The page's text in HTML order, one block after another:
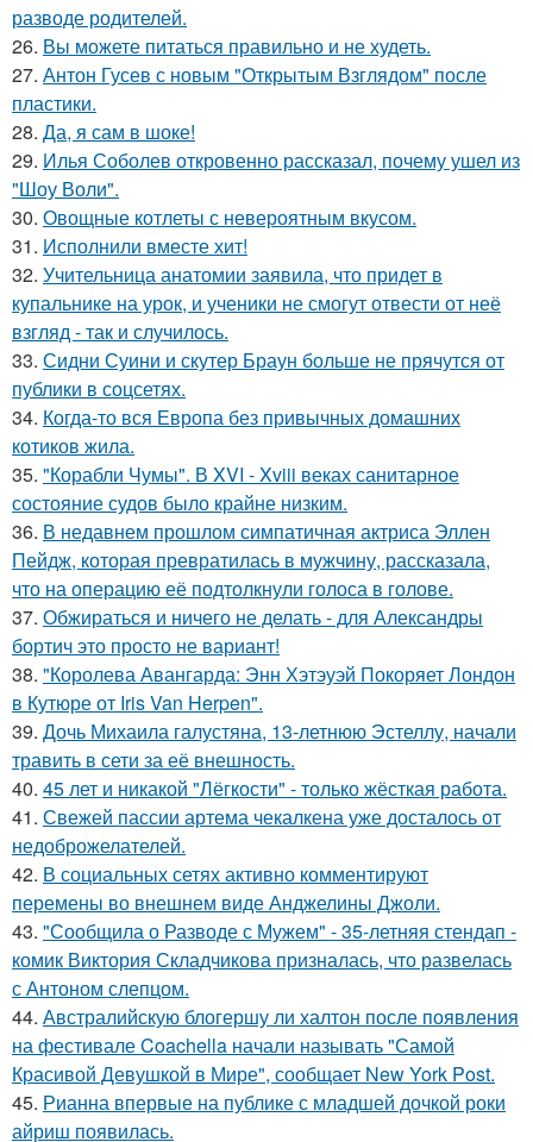
разводе родителей.
26. Вы можете питаться правильно и не худеть.
27. Антон Гусев с новым "Открытым Взглядом" после
пластики.
28. Да, я сам в шоке!
29. Илья Соболев откровенно рассказал, почему ушел из
"Шоу Воли".
30. Овощные котлеты с невероятным вкусом.
31. Исполнили вместе хит!
32. Учительница анатомии заявила, что придет в
купальнике на урок, и ученики не смогут отвести от неё
взгляд - так и случилось.
33. Сидни Суини и скутер Браун больше не прячутся от
публики в соцсетях.
34. Когда-то вся Европа без привычных домашних
котиков жила.
35. "Корабли Чумы". В XVI - Xviii веках санитарное
состояние судов было крайне низким.
36. В недавнем прошлом симпатичная актриса Эллен
Пейдж, которая превратилась в мужчину, рассказала,
что на операцию её подтолкнули голоса в голове.
37. Обжираться и ничего не делать - для Александры
бортич это просто не вариант!
38. "Королева Авангарда: Энн Хэтэуэй Покоряет Лондон
в Кутюре от Iris Van Herpen".
39. Дочь Михаила галустяна, 13-летнюю Эстеллу, начали
травить в сети за её внешность.
40. 45 лет и никакой "Лёгкости" - только жёсткая работа.
41. Свежей пассии артема чекалкена уже досталось от
недоброжелателей.
42. В социальных сетях активно комментируют
перемены во внешнем виде Анджелины Джоли.
43. "Сообщила о Разводе с Мужем" - 35-летняя стендап -
комик Виктория Складчикова призналась, что развелась
с Антоном слепцом.
44. Австралийскую блогершу ли халтон после появления
на фестивале Coachella начали называть "Самой
Красивой Девушкой в Мире", сообщает New York Post.
45. Рианна впервые на публике с младшей дочкой роки
айриш появилась.